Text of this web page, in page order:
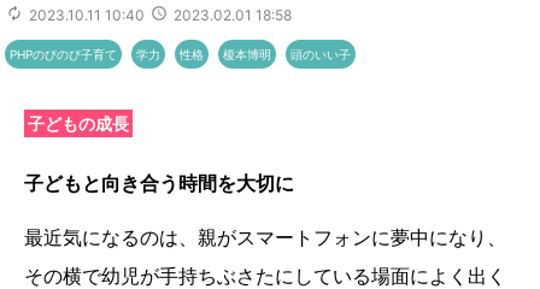
2023.10.11 10:40 2023.02.01 18:58
PHPのびのび子育て 学力 性格 榎本博明 頭のいい子
子どもの成長
子どもと向き合う時間を大切に
最近気になるのは、親がスマートフォンに夢中になり、
その横で幼児が手持ちぶさたにしている場面によく出く